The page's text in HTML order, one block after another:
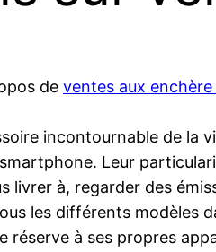
de ventes aux
incontournable de
Leur
livrer à, regarder des
les différents modèles
réserve à ses propres